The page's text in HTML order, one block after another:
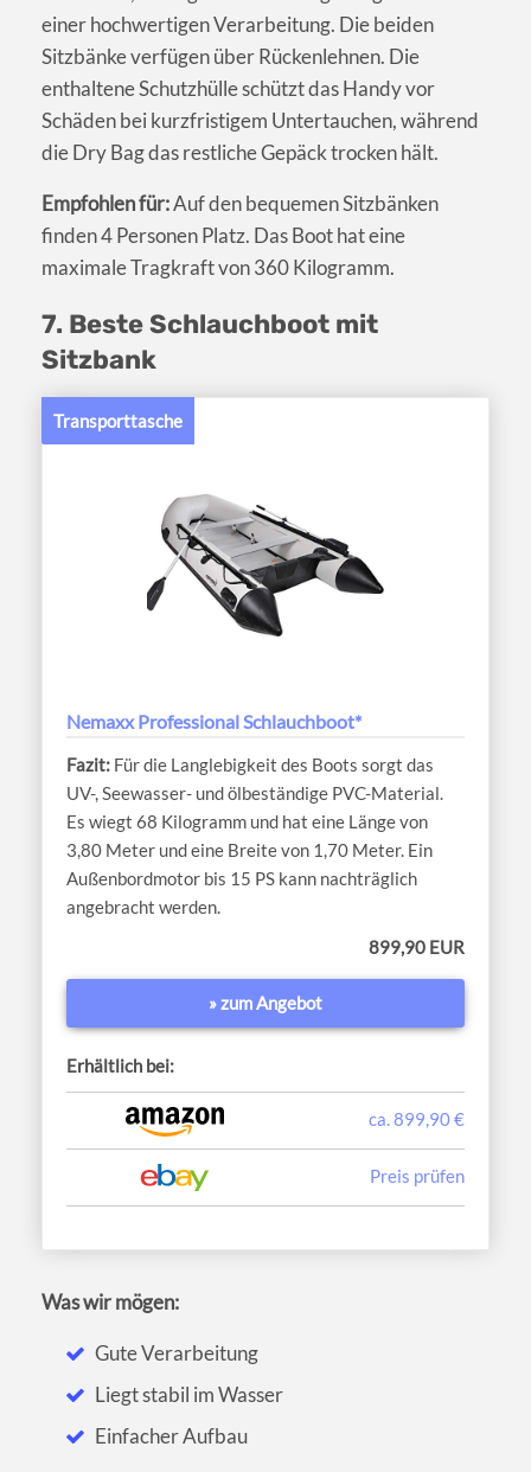
einer hochwertigen Verarbeitung. Die beiden
Sitzbänke verfügen über Rückenlehnen. Die
enthaltene Schutzhülle schützt das Handy vor
Schäden bei kurzfristigem Untertauchen, während
die Dry Bag das restliche Gepäck trocken hält.
Empfohlen für:Auf den bequemen Sitzbänken
finden 4 Personen Platz. Das Boot hat eine
maximale Tragkraft von 360 Kilogramm.
7. Beste Schlauchboot mit
Sitzbank
Transporttasche
Nemaxx Professional Schlauchboot*
Für die Langlebigkeit des Boots sorgt das
UV-, Seewasser- und ölbeständige PVC-Material.
Es wiegt 68 Kilogramm und hat eine Länge von
3,80 Meter und eine Breite von 1,70 Meter. Ein
Außenbordmotor bis 15 PS kann nachträglich
angebracht werden.
899,90 EUR
» zum Angebot
Erhältlich bei:
ca. 899,90 €
Preis prüfen
Was wir mögen:
Gute Verarbeitung
Liegt stabil im Wasser
Einfacher Aufbau